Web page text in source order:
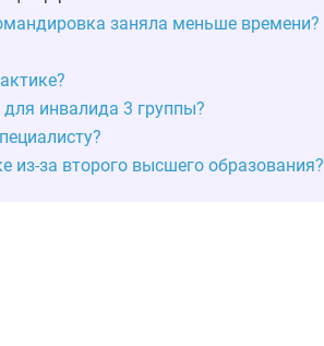
заняла меньше времени?
инвалида 3 группы?
из-за второго высшего образования?